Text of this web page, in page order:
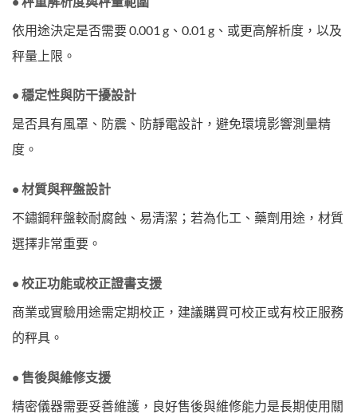
依用途決定是否需要 0.001 g、0.01 g、或更高解析度，以及
秤量上限。
• 穩定性與防干擾設計
是否具有風罩、防震、防靜電設計，避免環境影響測量精
度。
• 材質與秤盤設計
不鏽鋼秤盤較耐腐蝕、易清潔；若為化工、藥劑用途，材質
選擇非常重要。
• 校正功能或校正證書支援
商業或實驗用途需定期校正，建議購買可校正或有校正服務
的秤具。
• 售後與維修支援
精密儀器需要妥善維護，良好售後與維修能力是長期使用關